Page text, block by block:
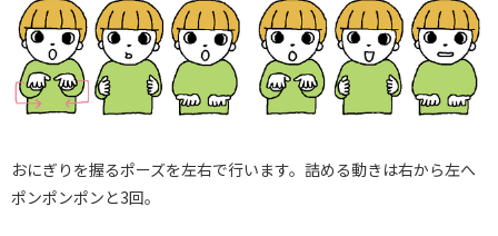
おにぎりを握るポーズを左右で行います。詰める動きは右から左へ
ポンポンポンと3回。